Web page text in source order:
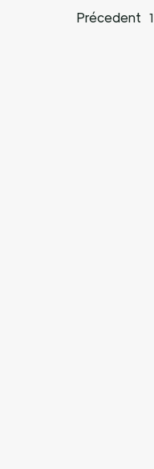
Précedent 1